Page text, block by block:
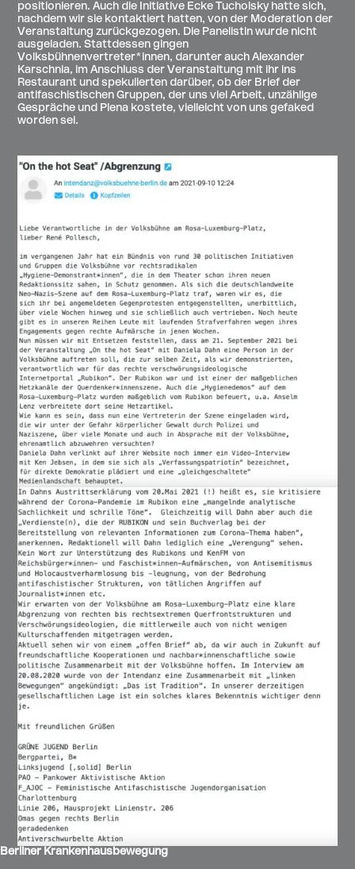
positionieren. Auch die Initiative Ecke Tucholsky hatte sich,
nachdem wir sie kontaktiert hatten, von der Moderation der
Veranstaltung zurückgezogen. Die Panelistin wurde nicht
ausgeladen. Stattdessen gingen
Volksbühnenvertreter*innen, darunter auch Alexander
Karschnia, im Anschluss der Veranstaltung mit ihr ins
Restaurant und spekulierten darüber, ob der Brief der
antifaschistischen Gruppen, der uns viel Arbeit, unzählige
Gespräche und Plena kostete, vielleicht von uns gefaked
worden sei.
Berliner Krankenhausbewegung